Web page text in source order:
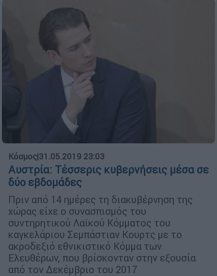
Κόσμος|31.05.2019 23:03
Αυστρία: Τέσσερις κυβερνήσεις μέσα σε
δύο εβδομάδες
Πριν από 14 ημέρες τη διακυβέρνηση της
χώρας είχε ο συνασπισμός του
συντηρητικού Λαϊκού Κόμματος του
καγκελάριου Σεμπάστιαν Κουρτς με το
ακροδεξιό εθνικιστικό Κόμμα των
Ελευθέρων, που βρίσκονταν στην εξουσία
από τον Δεκέμβριο του 2017